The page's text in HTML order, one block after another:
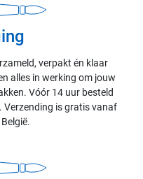
verpakt én klaar
alles in werking om jouw
Vóór 14 uur besteld
Verzending is gratis vanaf